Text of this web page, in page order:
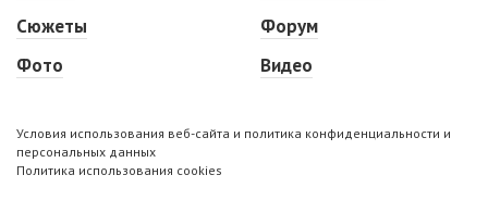
Сюжеты
Фото
Форум
Видео
Условия использования веб-сайта и политика конфиденциальности и
персональных данных
Политика использования cookies